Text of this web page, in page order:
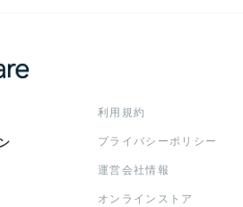
利用規約
プライバシーポリシー
運営会社情報
オンラインストア